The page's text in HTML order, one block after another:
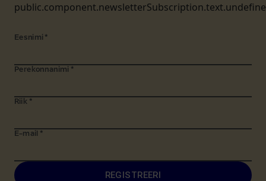
Eesnimi *
Perekonnanimi *
Riik *
E-mail *
REGISTREERI